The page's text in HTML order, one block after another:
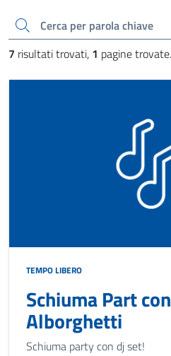
Cerca una parola chiave
7 risultati trovati, 1 pagine trovate.
TEMPO LIBERO
Schiuma Part
Alborghetti
Schiuma party con dj set!